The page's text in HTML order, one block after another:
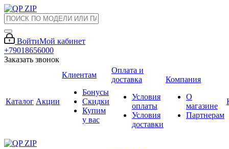
ВойтиМой кабинет
+79018656000
Заказать звонок
Каталог Акции
Клиентам
Бонусы
Скидки
Купим
у вас
Оплата и
доставка
Условия
оплаты
Условия
доставки
Компания
О
магазине
Партнерам